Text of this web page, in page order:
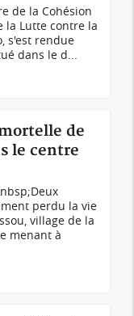
de la Cohésion
la Lutte contre la
s'est rendue
dans le d...
de
le centre
perdu la vie
village de la
menant à